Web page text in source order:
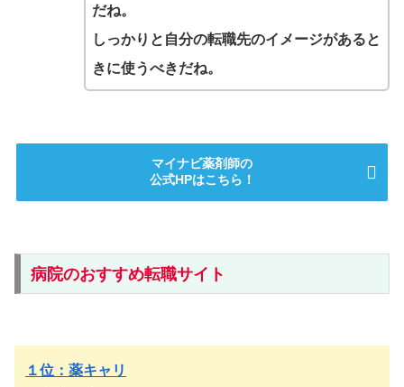
だね。
しっかりと自分の転職先のイメージがあると
きに使うべきだね。
マイナビ薬剤師の
公式HPはこちら！
病院のおすすめ転職サイト
１位：薬キャリ